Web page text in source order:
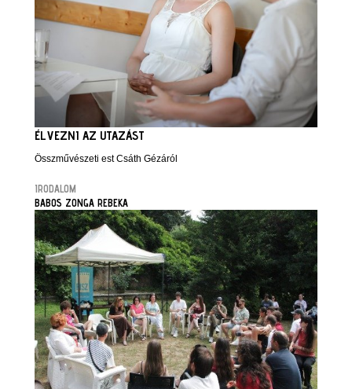
ÉLVEZNI AZ UTAZÁST
Összművészeti est Csáth Gézáról
IRODALOM
BABOS ZONGA REBEKA